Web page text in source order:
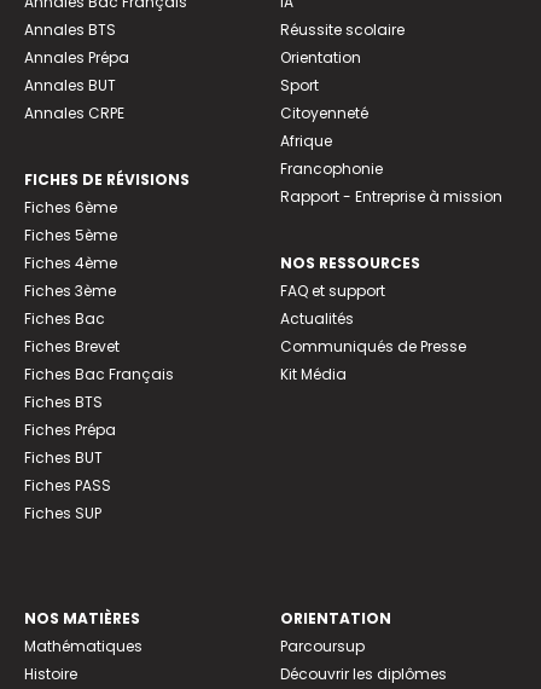
Annales BTS
Annales Prépa
Annales BUT
Annales CRPE
FICHES DE RÉVISIONS
Fiches 6ème
Fiches 5ème
Fiches 4ème
Fiches 3ème
Fiches Bac
Fiches Brevet
Fiches Bac Français
Fiches BTS
Fiches Prépa
Fiches BUT
Fiches PASS
Fiches SUP
Réussite scolaire
Orientation
Sport
Citoyenneté
Afrique
Francophonie
Rapport - Entreprise à mission
NOS RESSOURCES
FAQ et support
Actualités
Communiqués de Presse
Kit Média
NOS MATIÈRES
Mathématiques
Histoire
ORIENTATION
Parcoursup
Découvrir les diplômes